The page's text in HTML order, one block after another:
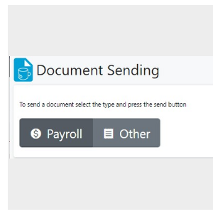
Laajennuksella
pääsy
kaikissa
verkkosivustoissa.